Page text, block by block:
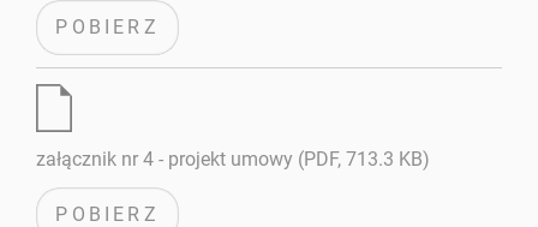
POBIERZ
załącznik nr 4 - projekt umowy (PDF, 713.3 KB)
POBIERZ